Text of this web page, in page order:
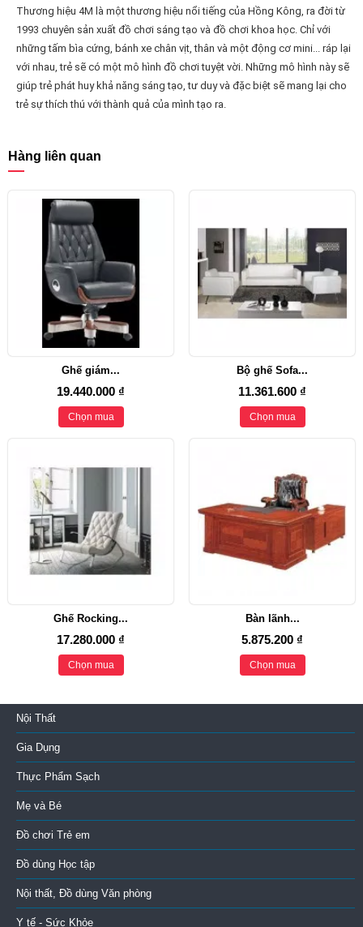
Thương hiệu 4M là một thương hiệu nổi tiếng của Hồng Kông, ra đời từ
1993 chuyên sản xuất đồ chơi sáng tạo và đồ chơi khoa học. Chỉ với
những tấm bìa cứng, bánh xe chân vịt, thân và một động cơ mini... ráp lại
với nhau, trẻ sẽ có một mô hình đồ chơi tuyệt vời. Những mô hình này sẽ
giúp trẻ phát huy khả năng sáng tạo, tư duy và đặc biệt sẽ mang lại cho
trẻ sự thích thú với thành quả của mình tạo ra.
Hàng liên quan
Ghế giám...
19.440.000 ₫
Chọn mua
Bộ ghế Sofa...
11.361.600 ₫
Chọn mua
Ghế Rocking...
17.280.000 ₫
Chọn mua
Bàn lãnh...
5.875.200 ₫
Chọn mua
Nội Thất
Gia Dụng
Thực Phẩm Sạch
Mẹ và Bé
Đồ chơi Trẻ em
Đồ dùng Học tập
Nội thất, Đồ dùng Văn phòng
Y tế - Sức Khỏe